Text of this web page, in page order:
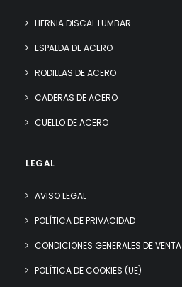
HERNIA DISCAL LUMBAR
ESPALDA DE ACERO
RODILLAS DE ACERO
CADERAS DE ACERO
CUELLO DE ACERO
LEGAL
AVISO LEGAL
POLÍTICA DE PRIVACIDAD
CONDICIONES GENERALES DE VENTA
POLÍTICA DE COOKIES (UE)